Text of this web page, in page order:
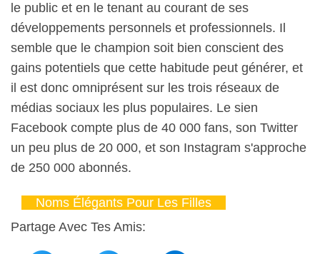
le public et en le tenant au courant de ses
développements personnels et professionnels. Il
semble que le champion soit bien conscient des
gains potentiels que cette habitude peut générer, et
il est donc omniprésent sur les trois réseaux de
médias sociaux les plus populaires. Le sien
Facebook compte plus de 40 000 fans, son Twitter
un peu plus de 20 000, et son Instagram s'approche
de 250 000 abonnés.
Noms Élégants Pour Les Filles
Partage Avec Tes Amis: